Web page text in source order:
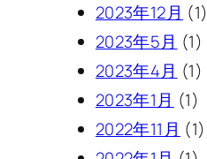
2023年12月 (1)
2023年5月 (1)
2023年4月 (1)
2023年1月 (1)
2022年11月 (1)